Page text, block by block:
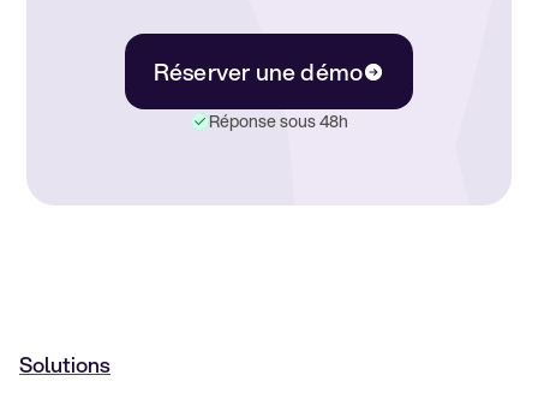
Réserver une démo
Réponse sous 48h
Solutions